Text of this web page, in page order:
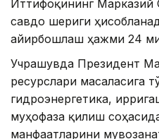
Иттифоқининг Марказий
савдо шериги
айирбошлаш ҳажми 24
Учрашувда Президент
ресурслари масаласига
гидроэнергетика,
муҳофаза қилиш
манфаатларини